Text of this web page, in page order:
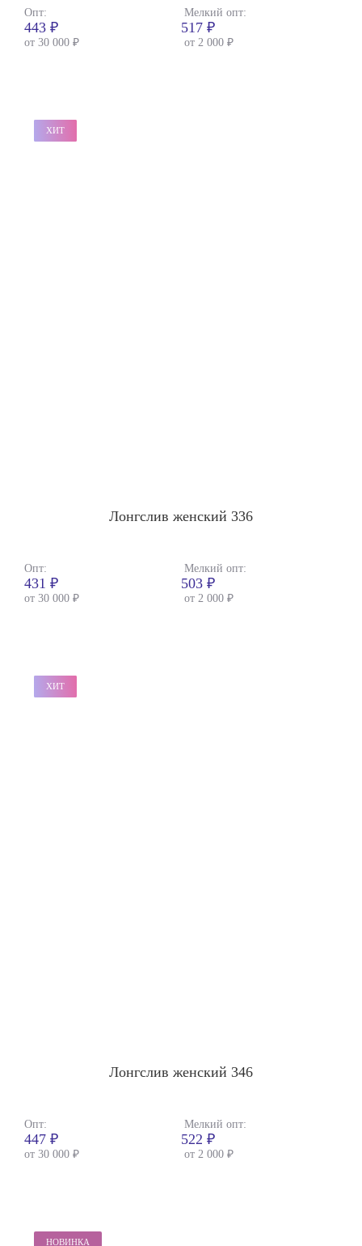
Опт: Мелкий опт:
443 ₽ 517 ₽
от 30 000 ₽ от 2 000 ₽
ХИТ
ХИТ
Лонгслив женский 336
Опт: Мелкий опт:
431 ₽ 503 ₽
от 30 000 ₽ от 2 000 ₽
ХИТ
ХИТ
Лонгслив женский 346
Опт: Мелкий опт:
447 ₽ 522 ₽
от 30 000 ₽ от 2 000 ₽
НОВИНКА